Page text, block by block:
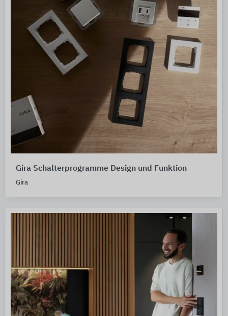
Gira Schalterprogramme Design und Funktion
Gira